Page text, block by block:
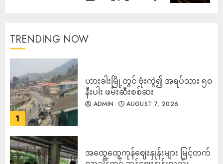
TRENDING NOW
1
ဟားခါးမြို့တွင် ဗုံးကွဲ၍ အရပ်သား ၅၀
နီးပါး ဖမ်းဆီးစစ်ဆး
ADMIN AUGUST 7, 2026
အထွေထွေကုန်ဈေးနှုန်းများ မြင့်တက်